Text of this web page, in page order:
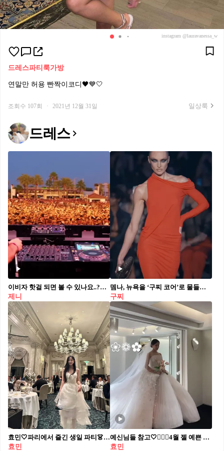
instagram @lauravanessa_w
드레스파티룩가방
연말만 허용 빤짝이코디🖤💙🤍
조회수 107회 · 2021년 12월 31일 일상룩
드레스
이비자 핫걸 되면 볼 수 있나요..?🔥 점프 제니 x 디플로 비하인드, 이 둘 조합이 특히 너무 좋아요🖤🩷
제니
뎀나, 뉴욕을 ‘구찌 코어’로 물들이다🌹🗽 뎀나 즈바살리아가 첫 번째 <구찌 2027 크루즈 컬렉션>을 성공리에 마쳤습니다. 뉴욕 타임스퀘어에서 진행된 이번 쇼에는 신디 크로포드, 패리스 힐튼이 런웨이에 섰는데요. 톰 포드 시절의 헤리티지에 뎀나만의 무드를 더해 뉴욕의 밤을 섹시하게 물들였습니다. 쇼의 오프닝은 광택 있는 수트와 비즈니스 룩의 정석을 보여주는 더블브레스티드 수트로 시작했으며, 패리스 힐튼 룩에서는 생일 케이크 상자를 연상시키는 듯한 가방이 눈에 띄었습니다. 피날레는 짙은 스모키 아이 메이크업을 한 모델들이 화려한 드레스로 마무리하며 성공적으로 구찌 코어를 그려냈습니다.
구찌
효민🤍파리에서 즐긴 생일 파티👗 걸그룹 티아라 출신 효민이 자신의 SNS에 ‘HBD in Paris?’라는 글과 함께 근황을 공개했습니다. 효민은 럭셔리한 분위기의 레스토랑에서 본인의 35번째 생일파티를 즐겼는데요. 화이트 슬리브리스 드레스를 입은 효민은 청순하고 우아한 파티룩을 완성했으며, 또 다른 사진에서는 연한 그레이 오프숄더 드레스로 세련된 분위기를 자아냈습니다.
효민
예신님들 참고🤍👰🏻‍♀️4월 젤 예쁜 신부였던 효민 언니🩷
효민